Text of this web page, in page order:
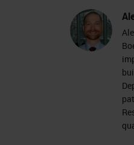
please
Thank
at Leica
Leica to
work with.
platform.